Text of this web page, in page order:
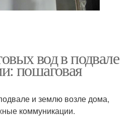
вод в подвале
пошаговая
и землю возле дома,
коммуникации.